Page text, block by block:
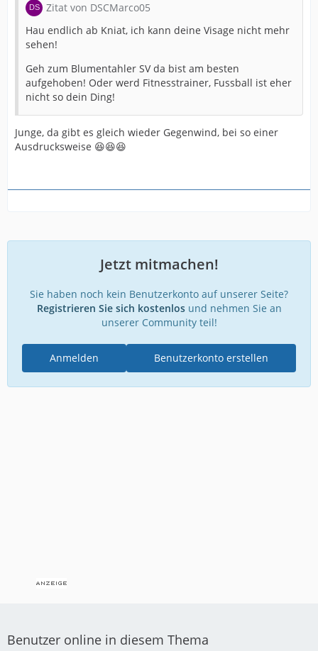
Zitat von DSCMarco05
Hau endlich ab Kniat, ich kann deine Visage nicht mehr
sehen!
Geh zum Blumentahler SV da bist am besten
aufgehoben! Oder werd Fitnesstrainer, Fussball ist eher
nicht so dein Ding!
Junge, da gibt es gleich wieder Gegenwind, bei so einer
Ausdrucksweise 😆😆😆
Jetzt mitmachen!
Sie haben noch kein Benutzerkonto auf unserer Seite?
Registrieren Sie sich kostenlosund nehmen Sie an
unserer Community teil!
Benutzerkonto erstellen
Anmelden
Benutzer online in diesem Thema